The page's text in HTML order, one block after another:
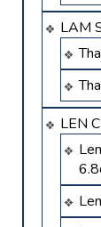
LAM
LEN